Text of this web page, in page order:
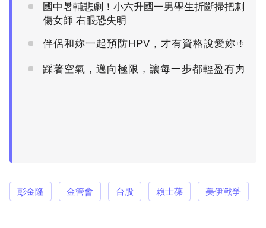
國中暑輔悲劇！小六升國一男學生折斷掃把刺
傷女師 右眼恐失明
伴侶和妳一起預防HPV，才有資格說愛妳！
PR
踩著空氣，邁向極限，讓每一步都輕盈有力
PR
彭金隆 金管會 台股 賴士葆 美伊戰爭